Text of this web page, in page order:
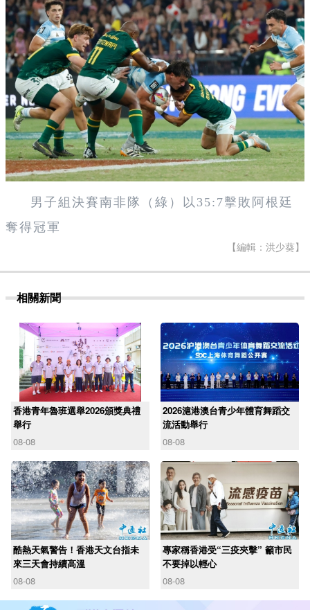
男子組決賽南非隊（綠）以35:7擊敗阿根廷
奪得冠軍
【編輯：洪少葵】
相關新聞
香港青年魯班選舉2026頒獎典禮
舉行
08-08
2026滬港澳台青少年體育舞蹈交
流活動舉行
08-08
酷熱天氣警告！香港天文台指未
來三天會持續高溫
08-08
專家稱香港受“三疫夾擊” 籲市民
不要掉以輕心
08-08